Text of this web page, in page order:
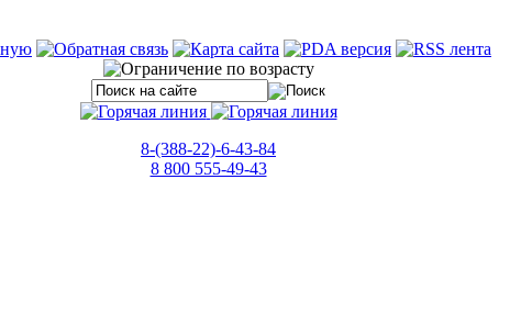
8-(388-22)-6-43-84
8 800 555-49-43